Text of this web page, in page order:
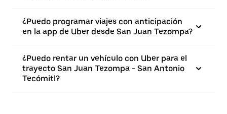
¿Puedo programar viajes con anticipación
en la app de Uber desde San Juan Tezompa?
¿Puedo rentar un vehículo con Uber para el
trayecto San Juan Tezompa - San Antonio
Tecómitl?